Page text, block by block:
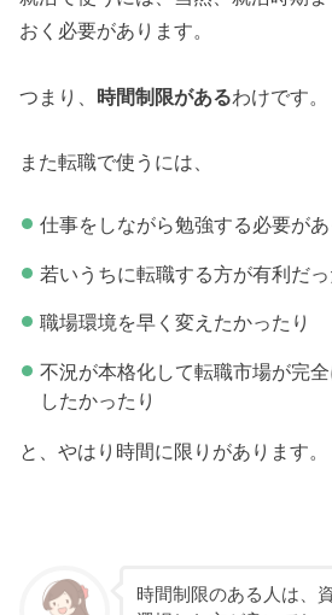
おく必要があります。
つまり、 時間制限があるわけです。
また転職で使うには、
仕事をしながら勉強する必要があ
若いうちに転職する方が有利だっ
職場環境を早く変えたかったり
不況が本格化して転職市場が完
したかったり
と、やはり時間に限りがあります。
時間制限のある人は、